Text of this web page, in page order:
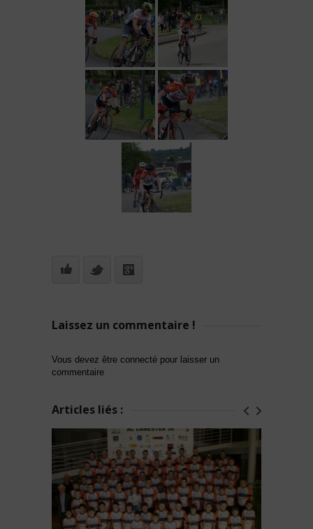
Laissez un commentaire !
Vous devez être connecté pour laisser un
commentaire
Articles liés :